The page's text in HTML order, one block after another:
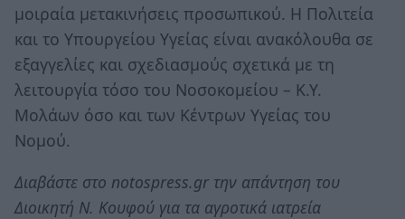
μοιραία μετακινήσεις προσωπικού. Η Πολιτεία
και το Υπουργείου Υγείας είναι ανακόλουθα σε
εξαγγελίες και σχεδιασμούς σχετικά με τη
λειτουργία τόσο του Νοσοκομείου – Κ.Υ.
Μολάων όσο και των Κέντρων Υγείας του
Νομού.
Διαβάστε στο notospress.gr την απάντηση του
Διοικητή Ν. Κουφού για τα αγροτικά ιατρεία